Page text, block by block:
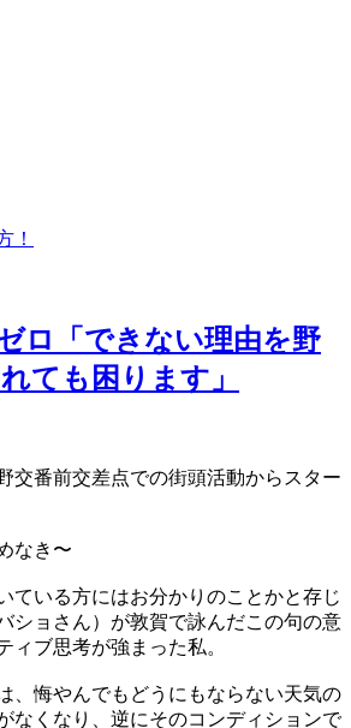
！
ロ「できない理由を野
ても困ります」
交番前交差点での街頭活動からスター
なき〜
ている方にはお分かりのことかと存じ
ショさん）が敦賀で詠んだこの句の意
ィブ思考が強まった私。
、悔やんでもどうにもならない天気の
なくなり、逆にそのコンディションで